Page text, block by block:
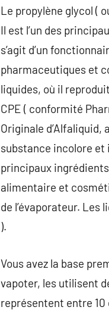
Le propylène glycol (
Il est l’un des
s’agit d’un
pharmaceutiques et
liquides, où il
CPE ( conformité
Originale d’Alfaliquid,
substance incolore et
principaux
alimentaire et
de l’évaporateur. Les
).
Vous avez la base
vapoter, les utilisent
représentent entre 10